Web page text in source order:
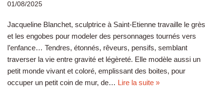
01/08/2025
Jacqueline Blanchet, sculptrice à Saint-Etienne travaille le grès
et les engobes pour modeler des personnages tournés vers
l’enfance… Tendres, étonnés, rêveurs, pensifs, semblant
traverser la vie entre gravité et légèreté. Elle modèle aussi un
petit monde vivant et coloré, emplissant des boites, pour
occuper un petit coin de mur, de… Lire la suite »